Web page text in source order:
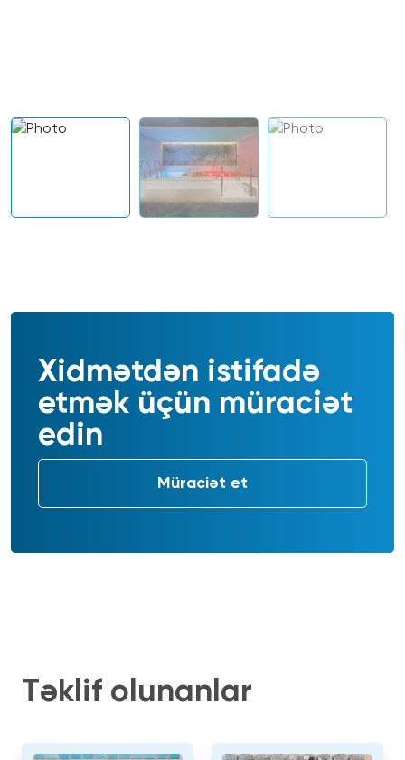
Xidmətdən istifadə
etmək üçün müraciət
edin
Müraciət et
Təklif olunanlar